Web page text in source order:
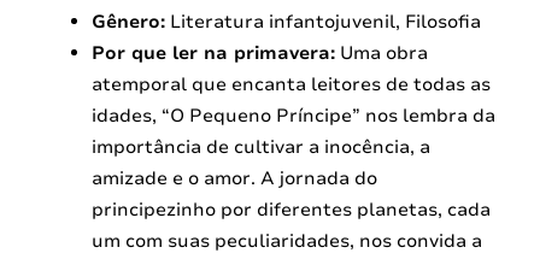
Gênero: Literatura infantojuvenil, Filosofia
Por que ler na primavera: Uma obra
atemporal que encanta leitores de todas as
idades, “O Pequeno Príncipe” nos lembra da
importância de cultivar a inocência, a
amizade e o amor. A jornada do
principezinho por diferentes planetas, cada
um com suas peculiaridades, nos convida a